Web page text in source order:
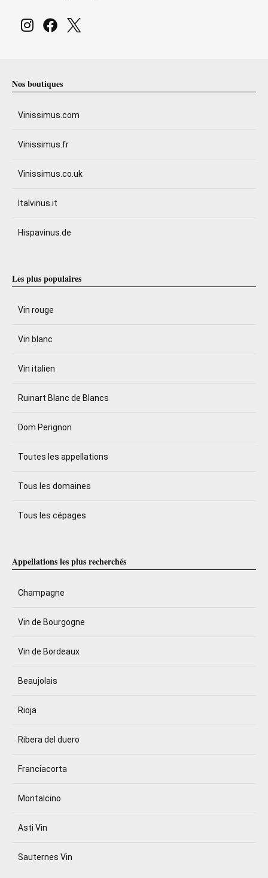
Nos boutiques
Vinissimus.com
Vinissimus.fr
Vinissimus.co.uk
Italvinus.it
Hispavinus.de
Les plus populaires
Vin rouge
Vin blanc
Vin italien
Ruinart Blanc de Blancs
Dom Perignon
Toutes les appellations
Tous les domaines
Tous les cépages
Appellations les plus recherchés
Champagne
Vin de Bourgogne
Vin de Bordeaux
Beaujolais
Rioja
Ribera del duero
Franciacorta
Montalcino
Asti Vin
Sauternes Vin